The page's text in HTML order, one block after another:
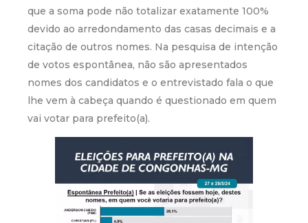
que a soma pode não totalizar exatamente 100%
devido ao arredondamento das casas decimais e a
citação de outros nomes. Na pesquisa de intenção
de votos espontânea, não são apresentados
nomes dos candidatos e o entrevistado fala o que
lhe vem à cabeça quando é questionado em quem
vai votar para prefeito(a).